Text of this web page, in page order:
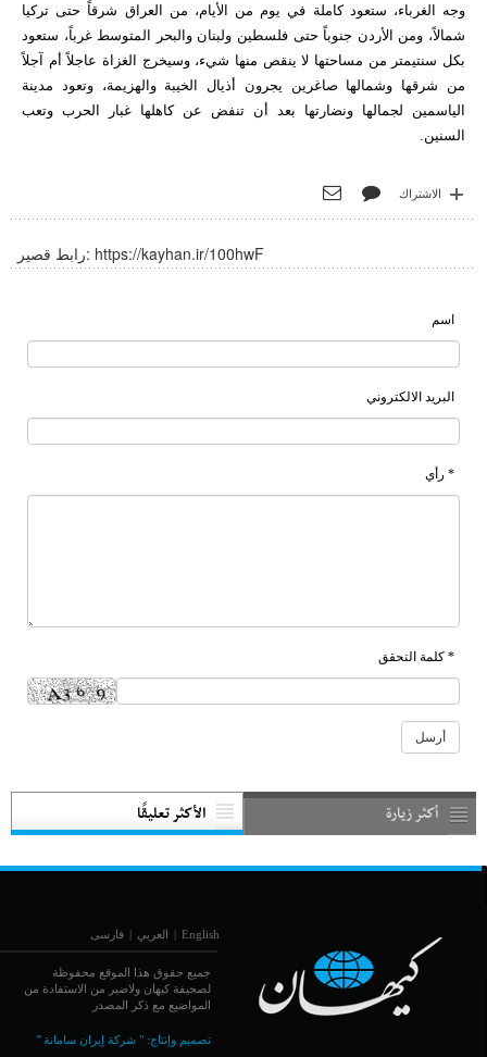
وجه الغرباء، ستعود كاملة في يوم من الأيام، من العراق شرقاً حتى تركيا
شمالاً، ومن الأردن جنوباً حتى فلسطين ولبنان والبحر المتوسط غرباً، ستعود
بكل سنتيمتر من مساحتها لا ينقص منها شيء، وسيخرج الغزاة عاجلاً أم آجلاً
من شرقها وشمالها صاغرين يجرون أذيال الخيبة والهزيمة، وتعود مدينة
الياسمين لجمالها ونضارتها بعد أن تنفض عن كاهلها غبار الحرب وتعب
السنين.
الاشتراك
رابط قصير: https://kayhan.ir/100hwF
اسم
البريد الالكتروني
* رأي
* كلمة التحقق
أكثر زيارة الأكثر تعليقًا
English
| العربي | فارسی
جميع حقوق هذا الموقع محفوظة
لصحيفة كيهان ولاضير من الاستفادة من
المواضيع مع ذكر المصدر
تصميم وإنتاج:" شركة إيران سامانة "